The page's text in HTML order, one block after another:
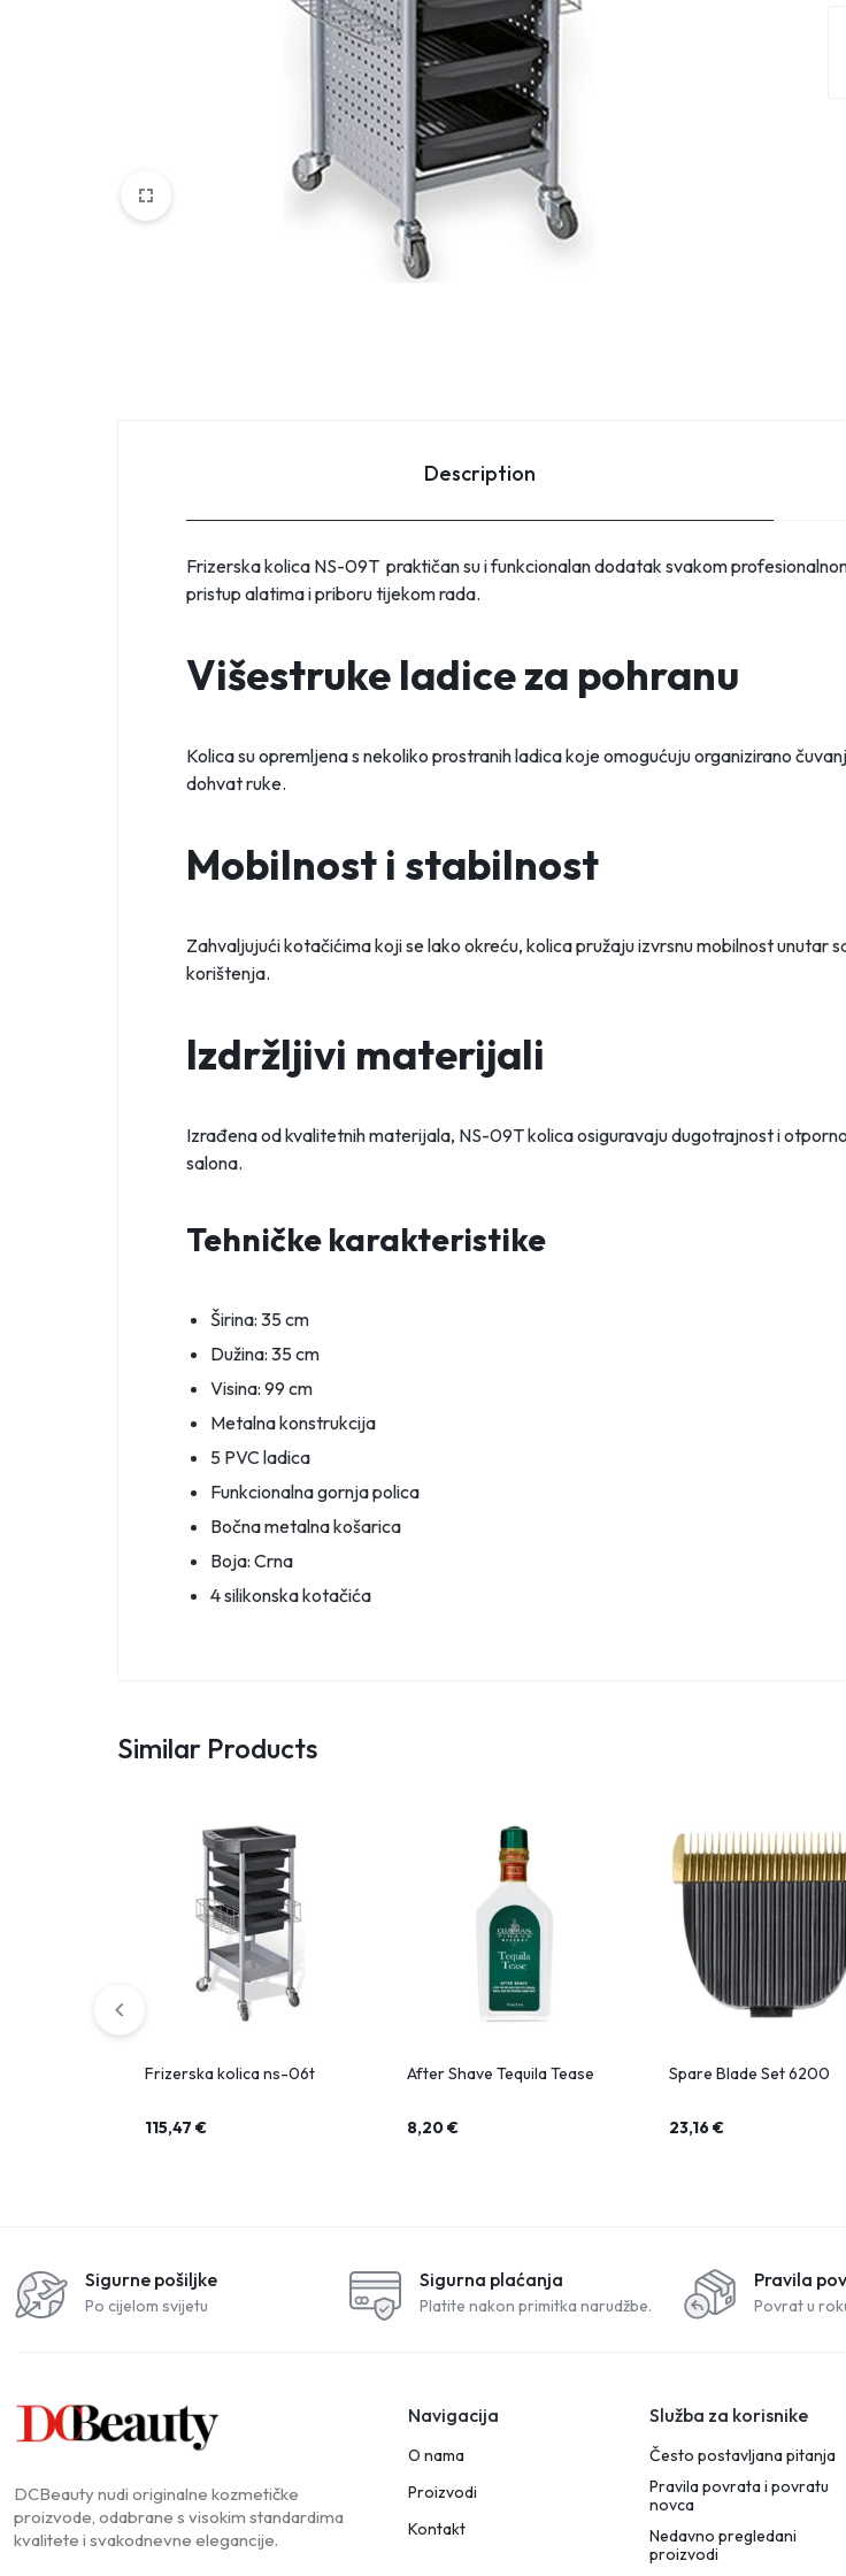
Description
Frizerska kolica NS-09T praktičan su i funkcionalan dodatak svakom
pristup alatima i priboru tijekom rada.
Višestruke ladice za pohranu
Kolica su opremljena s nekoliko prostranih ladica koje omogućuju organizirano
dohvat ruke.
Mobilnost i stabilnost
Zahvaljujući kotačićima koji se lako okreću, kolica pružaju izvrsnu mobilnost
korištenja.
Izdržljivi materijali
Izrađena od kvalitetnih materijala, NS-09T kolica osiguravaju dugotrajnost i
salona.
Tehničke karakteristike
Širina: 35 cm
Dužina: 35 cm
Visina: 99 cm
Metalna konstrukcija
5 PVC ladica
Funkcionalna gornja polica
Bočna metalna košarica
Boja: Crna
4 silikonska kotačića
Similar Products
Frizerska kolica ns-06t
115,47 €
After Shave Tequila Tease
8,20€
Spare Blade Set 6200
23,16€
Sigurne pošiljke
Po cijelom svijetu
Sigurna plaćanja
Platite nakon primitka narudžbe.
Pravila
Povrat u
DCBeauty nudi originalne kozmetičke
proizvode, odabrane s visokim standardima
kvalitete i svakodnevne elegancije.
Navigacija
O nama
Proizvodi
Kontakt
Služba za korisnike
Često postavljana pitanja
Pravila povrata i povratu
novca
Nedavno pregledani
proizvodi